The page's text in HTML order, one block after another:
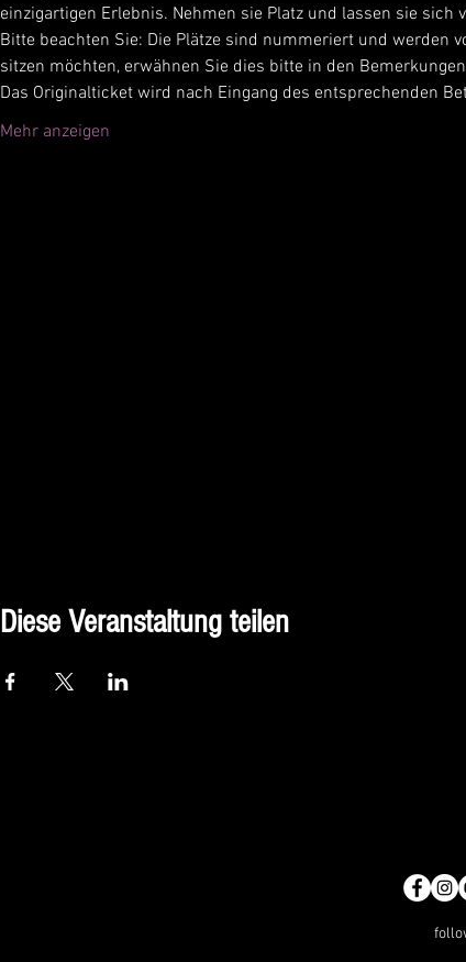
einzigartigen Erlebnis. Nehmen sie Platz und lassen sie
Bitte beachten Sie: Die Plätze sind nummeriert und werden
sitzen möchten, erwähnen Sie dies bitte in den
Das Originalticket wird nach Eingang des entsprechenden
Mehr anzeigen
Diese Veranstaltung teilen